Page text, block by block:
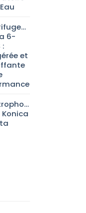
6-
:
et
Konica